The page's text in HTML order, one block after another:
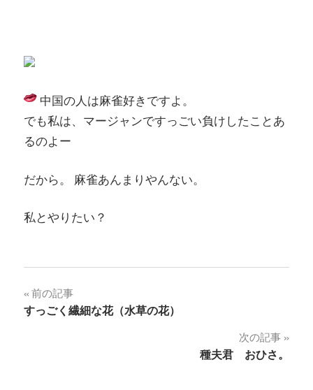
中国の人は麻雀好きですよ。
でも私は、マージャンですっごい負けしたことあ
るのよー
だから。 麻雀あんまりやんない。
私とやりたい？
投
稿
前の記事
すっごく繊細な花（水草の花）
次の記事
種夫君 おひさ。